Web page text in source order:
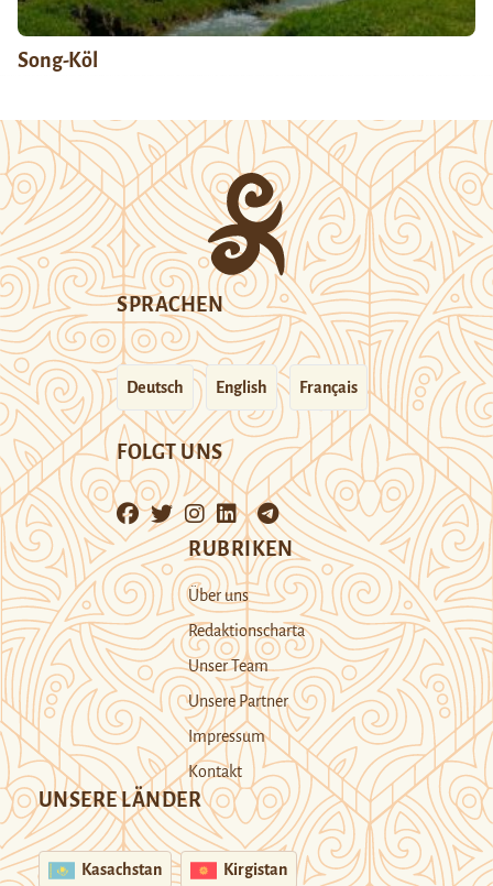
Song-Köl
SPRACHEN
Deutsch English Français
FOLGT UNS
RUBRIKEN
Über uns
Redaktionscharta
Unser Team
Unsere Partner
Impressum
Kontakt
UNSERE LÄNDER
Kasachstan Kirgistan